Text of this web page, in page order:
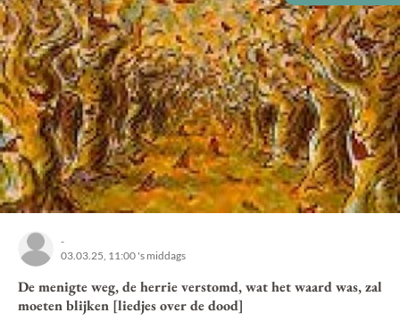
-
03.03.25, 11:00 's middags
De menigte weg, de herrie verstomd, wat het waard was, zal
moeten blijken [liedjes over de dood]